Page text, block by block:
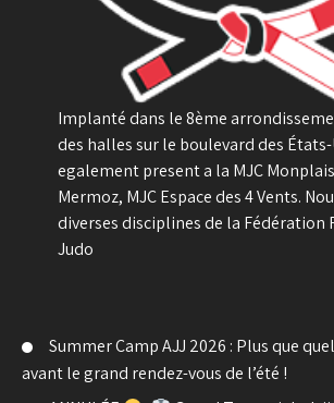
Implanté dans le 8ème
des halles sur le boulevard des
egalement present a la MJC
Mermoz, MJC Espace des 4 Vents.
diverses disciplines de la Fédération
Judo
Summer Camp AJJ 2026 : Plus que
avant le grand rendez-vous de l’été !